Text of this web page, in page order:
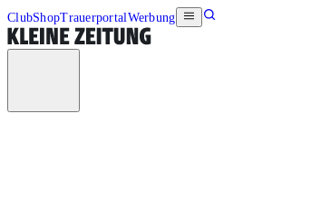
ClubShopTrauerportalWerbung